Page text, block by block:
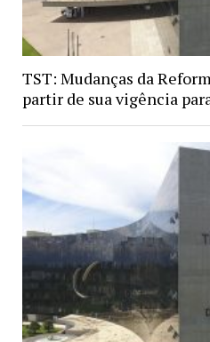
TST: Mudanças da
partir de sua vigência